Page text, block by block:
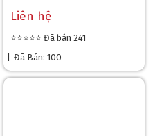
Liên hệ
⭐⭐⭐⭐⭐ Đã bán 241
Đã Bán: 100